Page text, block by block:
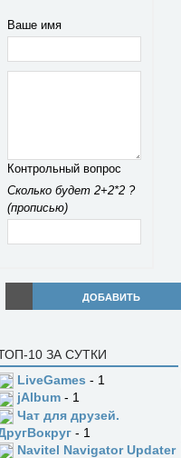
Ваше имя
Контрольный вопрос
Сколько будет 2+2*2 ?
(прописью)
ДОБАВИТЬ
10 ЗА СУТКИ
LiveGames - 1
jAlbum - 1
Чат для друзей.
- 1
Navitel Navigator Updater